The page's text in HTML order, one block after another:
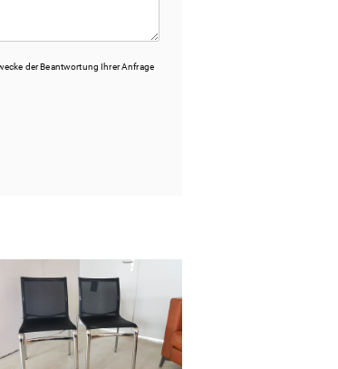
der Beantwortung Ihrer Anfrage